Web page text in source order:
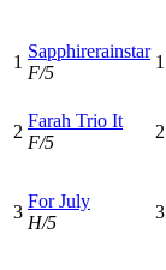
1
Sapphirerainstar
F/5
1
2
Farah Trio It
F/5
2
3
For July
H/5
3